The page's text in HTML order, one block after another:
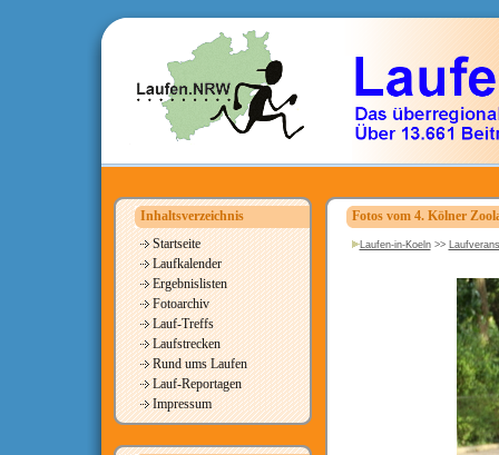
Inhaltsverzeichnis
Startseite
Laufkalender
Ergebnislisten
Fotoarchiv
Lauf-Treffs
Laufstrecken
Rund ums Laufen
Lauf-Reportagen
Impressum
Fotos vom 4. Kölner
Laufen-in-Koeln>>